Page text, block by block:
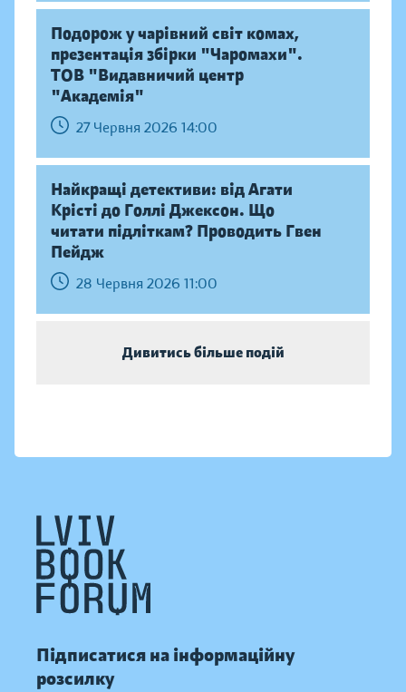
Подорож у чарівний світ комах,
презентація збірки "Чаромахи".
ТОВ "Видавничий центр
"Академія"
27 Червня 2026 14:00
Найкращі детективи: від Агати
Крісті до Голлі Джексон. Що
читати підліткам? Проводить Гвен
Пейдж
28 Червня 2026 11:00
Дивитись більше подій
Підписатися на інформаційну
розсилку